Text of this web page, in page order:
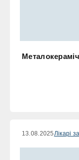
13.08.2025 Лікарі